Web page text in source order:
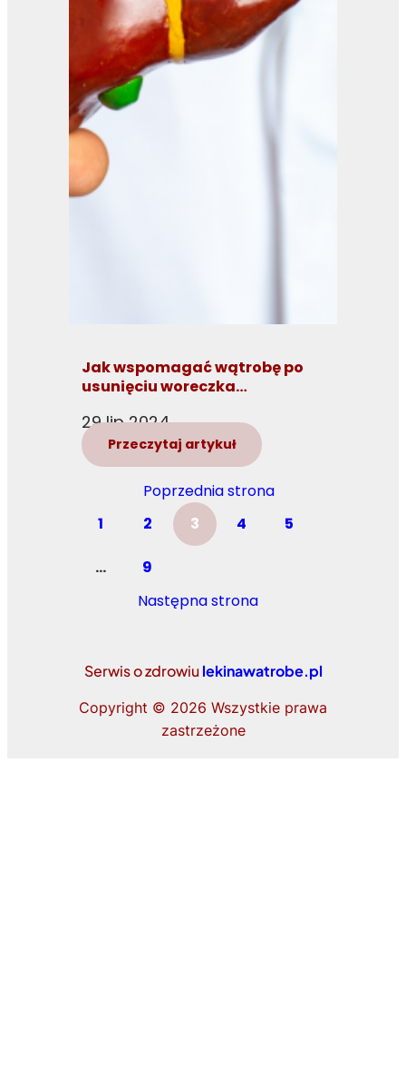
Jak wspomagać wątrobę po
usunięciu woreczka
29 lip 2024
Przeczytaj artykuł
Poprzednia strona
1
2 3 4 5
…
9
Następna strona
Serwis o zdrowiulekinawatrobe.pl
Copyright © 2026 Wszystkie prawa
zastrzeżone